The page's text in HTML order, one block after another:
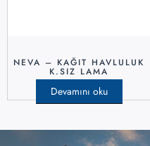
NEVA – KAĞIT HAVLULUK
K.SIZ LAMA
Devamını oku